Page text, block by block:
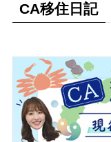
CA移住日記